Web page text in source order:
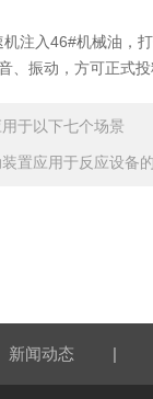
入46#机械油，打
、振动，方可正式
于以下七个场景
置应用于反应设备
新闻动态 |